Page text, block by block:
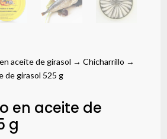
aceite de girasol →Chicharrillo →
de girasol 525 g
en aceite de
g